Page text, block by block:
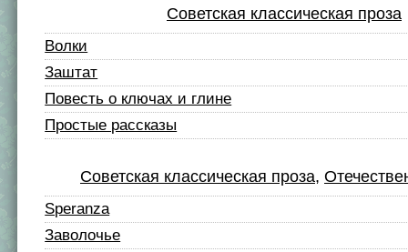
Советская классическая проза
Волки
Заштат
Повесть о ключах и глине
Простые рассказы
Советская классическая проза,
Speranza
Заволочье